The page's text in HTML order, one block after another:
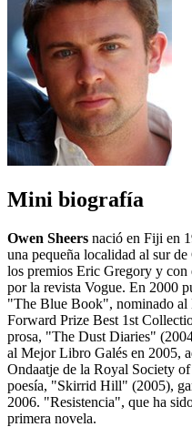
Mini biografía
Owen Sheers nació en Fiji en
una pequeña localidad al sur
los premios Eric Gregory y con
por la revista Vogue. En 2000
"The Blue Book", nominado
Forward Prize Best 1st
prosa, "The Dust Diaries"
al Mejor Libro Galés en 2005,
Ondaatje de la Royal Society
poesía, "Skirrid Hill" (2005),
2006. "Resistencia", que ha
primera novela.